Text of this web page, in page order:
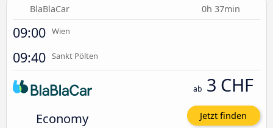
BlaBlaCar 0h 37min
09:00 Wien
09:40 Sankt Pölten
Economy
ab 3 CHF
Jetzt finden